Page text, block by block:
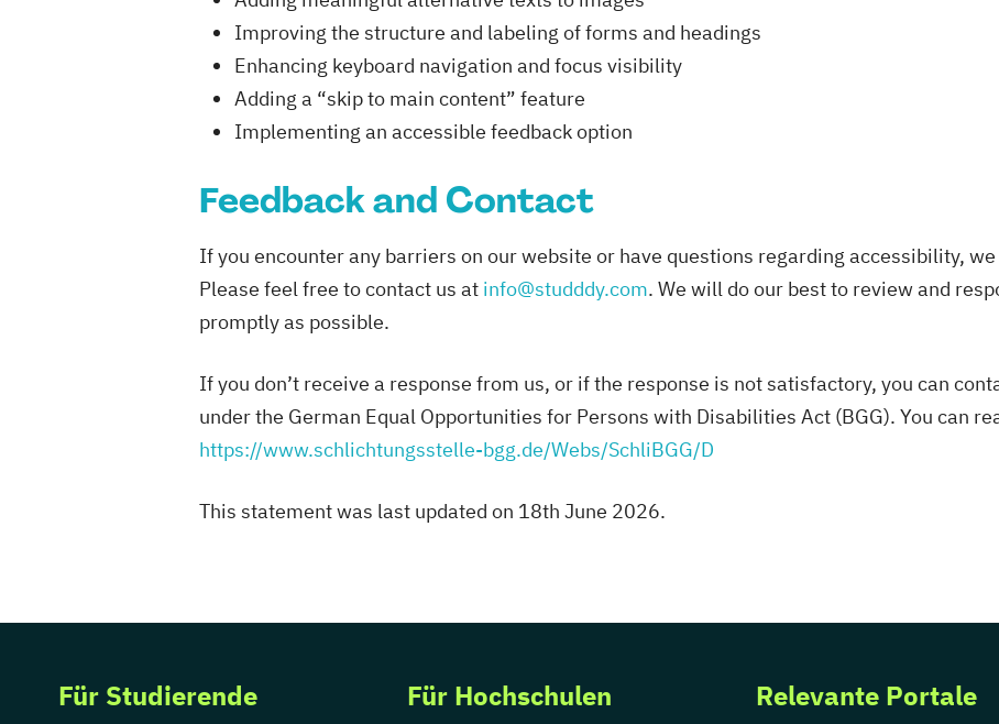
Improving the structure and labeling of forms and headings
Enhancing keyboard navigation and focus visibility
Adding a “skip to main content” feature
Implementing an accessible feedback option
Feedback and Contact
If you encounter any barriers on our website or have questions regarding accessibility,
Please feel free to contact us at info@studddy.com. We will do our best to review and
promptly as possible.
If you don’t receive a response from us, or if the response is not satisfactory, you can
under the German Equal Opportunities for Persons with Disabilities Act (BGG). You can
https://www.schlichtungsstelle-bgg.de/Webs/SchliBGG/D
This statement was last updated on 18th June 2026.
Für Studierende Für Hochschulen Relevante Portale